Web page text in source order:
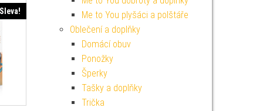
Sleva!
Me to You plyšáci a polštáře
Oblečení a doplňky
Domácí obuv
Ponožky
Šperky
Tašky a doplňky
Trička